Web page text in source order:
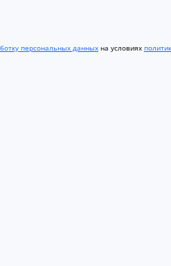
персональных данных на условиях